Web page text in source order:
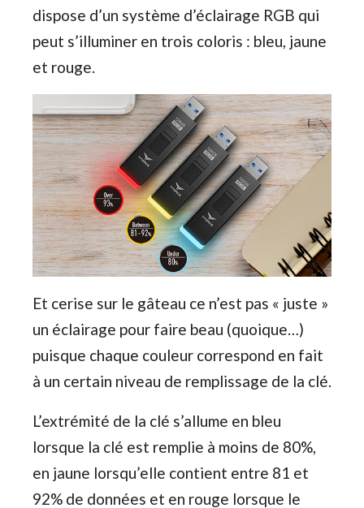
dispose d’un système d’éclairage RGB qui
peut s’illuminer en trois coloris : bleu, jaune
et rouge.
Et cerise sur le gâteau ce n’est pas « juste »
un éclairage pour faire beau (quoique…)
puisque chaque couleur correspond en fait
à un certain niveau de remplissage de la clé.
L’extrémité de la clé s’allume en bleu
lorsque la clé est remplie à moins de 80%,
en jaune lorsqu’elle contient entre 81 et
92% de données et en rouge lorsque le